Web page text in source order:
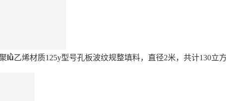
lǜ乙烯材质125y型号孔板波纹规整填料，直径2米，共计130立